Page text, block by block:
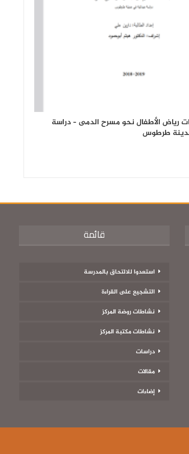
رياض الأطفال نحو مسرح الدمى – دراسة
طرطوس
قائمة
استعدوا للالتحاق بالمدرسة
التشجيع على القراءة
نشاطات روضة المركز
نشاطات مكتبة المركز
دراسات
مقالات
إضاءات